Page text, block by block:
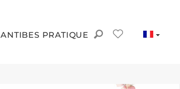
ANTIBES PRATIQUE